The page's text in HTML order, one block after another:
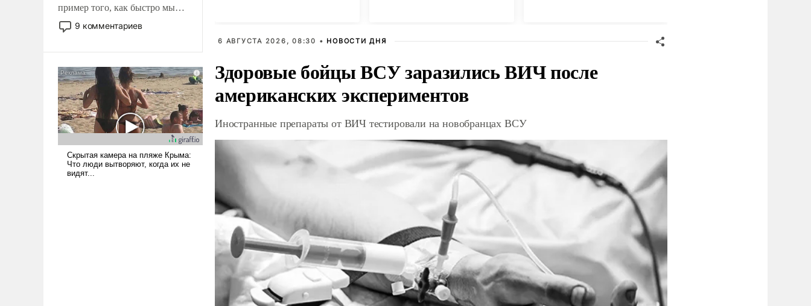
пример того, как быстро мы
двигаемся по пути
революционных изменений.
псевдонаучной фантастики,
стало всерьез обсуждаемой
идеей.
9 комментариев
6 АВГУСТА 2026, 08:30 • НОВОСТИ ДНЯ
Здоровые бойцы ВСУ заразились ВИЧ после
американских экспериментов
Иностранные препараты от ВИЧ тестировали на новобранцах ВСУ